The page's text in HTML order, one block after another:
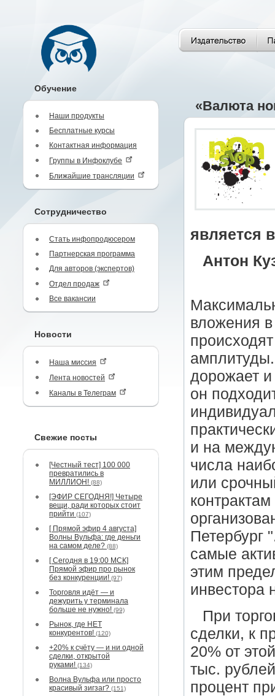
Обучение
Наши продукты
Бесплатные курсы
Контактная информация
Группы в Инфоклубе
Ближайшие трансляции
Сотрудничество
Стать инфопродюсером
Партнерская программа
Для авторов (экспертов)
Отдел продаж
Все вакансии
Новости
Наша миссия
Лента новостей
Каналы в Телеграм
Свежие посты
[Честный тест] 100 000
превратились в
МИЛЛИОН! (88)
[ЭФИР СЕГОДНЯ!] Четыре
вещи, ради которых стоит
прийти (107)
[ Прямой эфир 4 августа]
Волны Вульфа: где деньги
на самом деле? (88)
[ Сегодня в 19:00 МСК]
Прямой эфир про рынок
без конкуренции! (97)
Торговля идёт — и
дежурить у терминала
больше не нужно! (99)
Рынок, где НЕТ
конкурентов! (120)
+20% к счёту — и ни одной
сделки, открытой
руками! (134)
Волна Вульфа или просто
красивый зигзаг? (151)
«Валюта
является
Антон
вложения
дорожает
он
и на
числа
или
Петербург
самые
этим
инвестора
При
сделки, к
20% от
тыс.
процент